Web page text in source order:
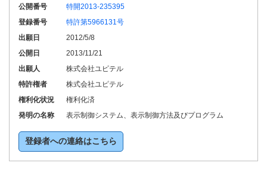
公開番号
特開2013-235395
登録番号
特許第5966131号
出願日
2012/5/8
公開日
2013/11/21
出願人
株式会社ユピテル
特許権者
株式会社ユピテル
権利化状況
権利化済
発明の名称
表示制御システム、表示制御方法及びプログラム
登録者への連絡はこちら